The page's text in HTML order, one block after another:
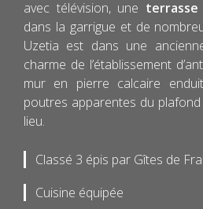
avec télévision, une
dans la garrigue et de
Uzetia est dans une
charme de l’établissement
mur en pierre calcaire
poutres apparentes du
lieu.
Classé 3 épis par Gîtes de
Cuisine équipée